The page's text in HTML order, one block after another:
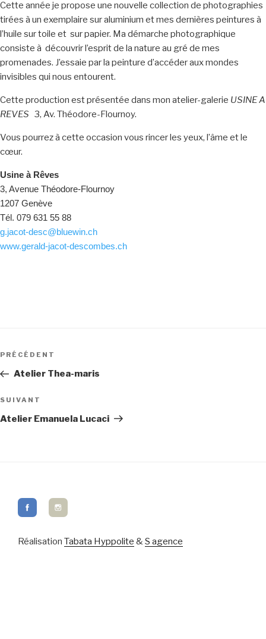
Cette année je propose une nouvelle collection de photographies
tirées à un exemplaire sur aluminium et mes dernières peintures à
l’huile sur toile et sur papier. Ma démarche photographique
consiste à découvrir l’esprit de la nature au gré de mes
promenades. J’essaie par la peinture d’accéder aux mondes
invisibles qui nous entourent.
Cette production est présentée dans mon atelier-galerie USINE A
REVES 3, Av. Théodore-Flournoy.
Vous pourrez à cette occasion vous rincer les yeux, l’âme et le
cœur.
Usine à Rêves
3, Avenue Théodore-Flournoy
1207 Genève
Tél. 079 631 55 88
g.jacot-desc@bluewin.ch
www.gerald-jacot-descombes.ch
de
l’article
Article
précédent
PRÉCÉDENT
Atelier Thea-maris
Article
suivant
SUIVANT
Atelier Emanuela Lucaci
Réalisation Tabata Hyppolite &S agence